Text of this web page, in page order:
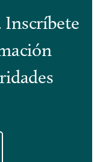
Inscríbete